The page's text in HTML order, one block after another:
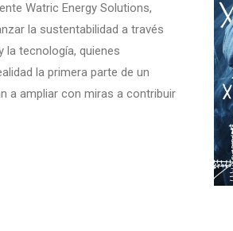
Watric Energy Solutions,
la sustentabilidad a través
la tecnología, quienes
la primera parte de un
a ampliar con miras a contribuir